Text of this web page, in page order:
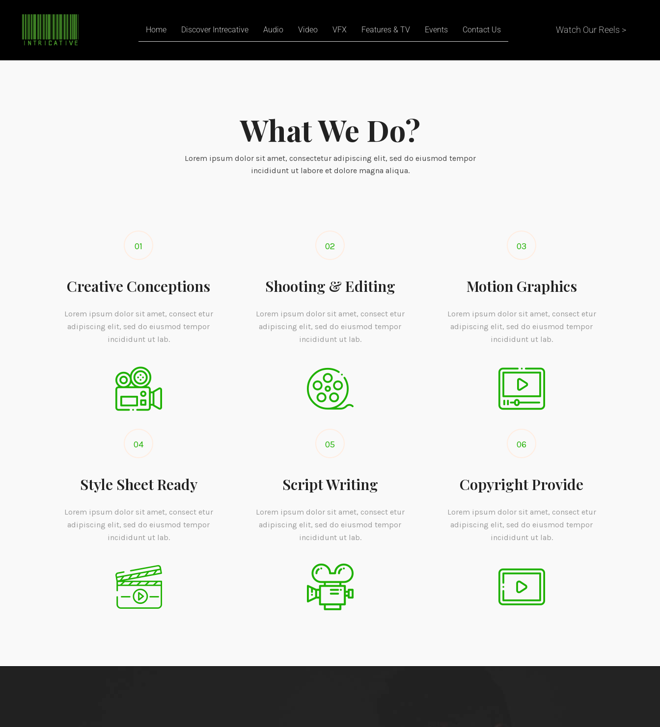
Home Discover Intrecative Audio Video VFX Features & TV Events Contact Us Watch Our Reels >
What We Do?
Lorem ipsum dolor sit amet, consectetur adipiscing elit, sed do eiusmod tempor
incididunt ut labore et dolore magna aliqua.
01
Creative Conceptions
Lorem ipsum dolor sit amet, consect etur
adipiscing elit, sed do eiusmod tempor
incididunt ut lab.
02
Shooting & Editing
Lorem ipsum dolor sit amet, consect etur
adipiscing elit, sed do eiusmod tempor
incididunt ut lab.
03
Motion Graphics
Lorem ipsum dolor sit amet, consect etur
adipiscing elit, sed do eiusmod tempor
incididunt ut lab.
04
Style Sheet Ready
Lorem ipsum dolor sit amet, consect etur
adipiscing elit, sed do eiusmod tempor
incididunt ut lab.
05
Script Writing
Lorem ipsum dolor sit amet, consect etur
adipiscing elit, sed do eiusmod tempor
incididunt ut lab.
06
Copyright Provide
Lorem ipsum dolor sit amet, consect etur
adipiscing elit, sed do eiusmod tempor
incididunt ut lab.